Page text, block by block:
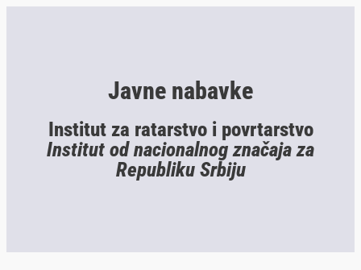
Javne nabavke
Institut za ratarstvo i povrtarstvo
Institut od nacionalnog značaja za
Republiku Srbiju